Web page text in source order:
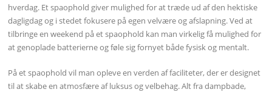
hverdag. Et spaophold giver mulighed for at træde ud af den hektiske
dagligdag og i stedet fokusere på egen velvære og afslapning. Ved at
tilbringe en weekend på et spaophold kan man virkelig få mulighed for
at genoplade batterierne og føle sig fornyet både fysisk og mentalt.
På et spaophold vil man opleve en verden af faciliteter, der er designet
til at skabe en atmosfære af luksus og velbehag. Alt fra dampbade,